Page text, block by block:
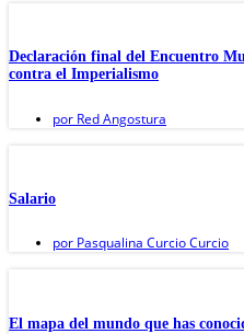
Declaración final del Encuentro
contra el Imperialismo
por Red Angostura
Salario
por Pasqualina Curcio Curcio
El mapa del mundo que has